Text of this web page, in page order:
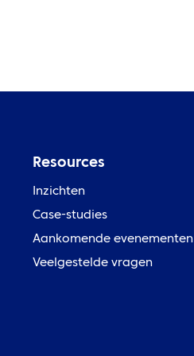
Resources
Inzichten
Case-studies
Aankomende evenementen
Veelgestelde vragen